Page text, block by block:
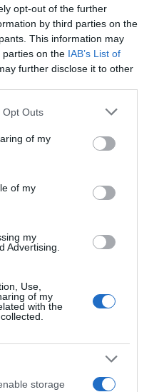
opt-out of the further
by third parties on the
This information may
parties on the IAB’s List of
further disclose it to other
uses one or more Google
behaviour. You may click to
and its third-party tags to
purposes in below Google
Opt Outs
of my
of my
my
Advertising.
Use,
of my
with the
storage
Πάρο: Στο
και ο ρόλος
ερευνούν οι
λεπτά